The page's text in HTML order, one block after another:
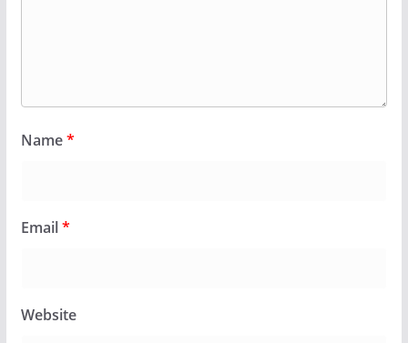
Name*
Email*
Website